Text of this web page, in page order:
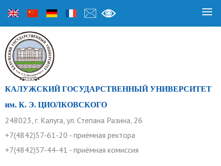
КАЛУЖСКИЙ ГОСУДАРСТВЕННЫЙ УНИВЕРСИТЕТ
им. К. Э. ЦИОЛКОВСКОГО
248023, г. Калуга, ул. Степана Разина, 26
+7(4842)57-61-20 - приёмная ректора
+7(4842)57-44-41 - приёмная комиссия